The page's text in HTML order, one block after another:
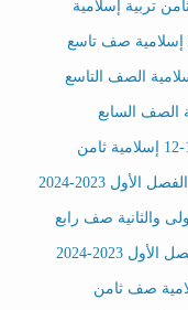
تربية إسلامية
إسلامية صف تاسع
الصف السابع
2023-2024
والثانية صف رابع
2023-2024
صف ثامن